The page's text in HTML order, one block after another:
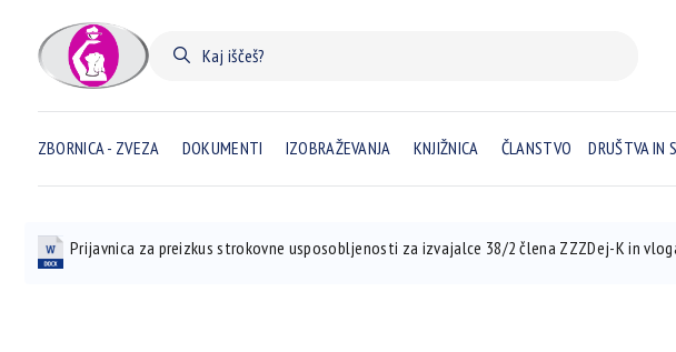
ZBORNICA - ZVEZA DOKUMENTI IZOBRAŽEVANJA KNJIŽNICA ČLANSTVO DRUŠTVA IN
Prijavnica za preizkus strokovne usposobljenosti za izvajalce 38/2 člena ZZZDej-K in